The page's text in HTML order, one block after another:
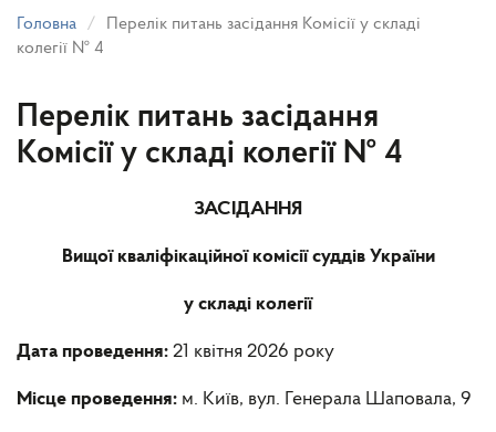
Головна
Перелік питань засідання Комісії у складі
колегії № 4
Перелік питань засідання
Комісії у складі колегії № 4
ЗАСІДАННЯ
Вищої кваліфікаційної комісії суддів України
у складі колегії
Дата проведення: 21 квітня 2026 року
Місце проведення: м. Київ, вул. Генерала Шаповала, 9